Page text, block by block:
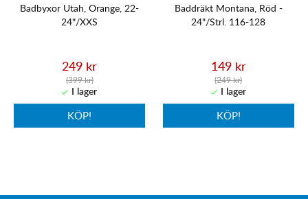
Badbyxor Utah, Orange, 22-
24"/XXS
249 kr
(399 kr)
KÖP!
Baddräkt Montana, Röd -
24"/Strl. 116-128
149 kr
(249 kr)
KÖP!